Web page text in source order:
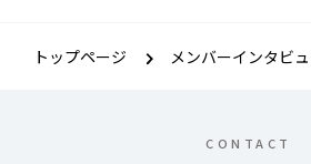
トップページ メンバーインタビ
CONTACT